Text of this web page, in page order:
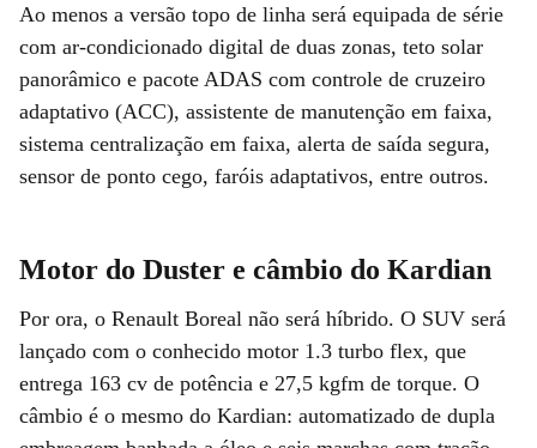
Ao menos a versão topo de linha será equipada de série
com ar-condicionado digital de duas zonas, teto solar
panorâmico e pacote ADAS com controle de cruzeiro
adaptativo (ACC), assistente de manutenção em faixa,
sistema centralização em faixa, alerta de saída segura,
sensor de ponto cego, faróis adaptativos, entre outros.
Motor do Duster e câmbio do Kardian
Por ora, o Renault Boreal não será híbrido. O SUV será
lançado com o conhecido motor 1.3 turbo flex, que
entrega 163 cv de potência e 27,5 kgfm de torque. O
câmbio é o mesmo do Kardian: automatizado de dupla